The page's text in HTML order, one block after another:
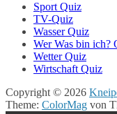
Sport Quiz
TV-Quiz
Wasser Quiz
Wer Was bin ich?
Wetter Quiz
Wirtschaft Quiz
Copyright © 2026
Theme: ColorMag von